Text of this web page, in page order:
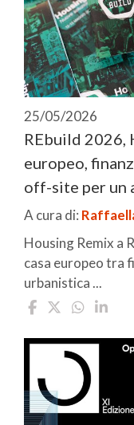
25/05/2026
REbuild 2026,
europeo,
off-site per un
A cura di:
Housing Remix a
casa europeo tra
urbanistica ...